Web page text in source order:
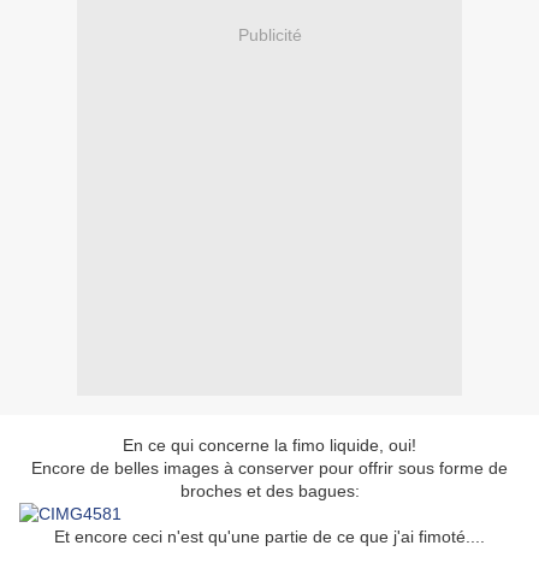
Publicité
En ce qui concerne la fimo liquide, oui!
Encore de belles images à conserver pour offrir sous forme de
broches et des bagues:
Et encore ceci n'est qu'une partie de ce que j'ai fimoté....